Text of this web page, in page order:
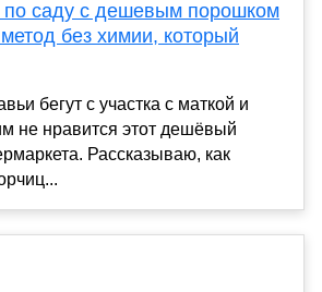
по саду с дешевым порошком
без химии, который
бегут с участка с маткой и
не нравится этот дешёвый
Рассказываю, как